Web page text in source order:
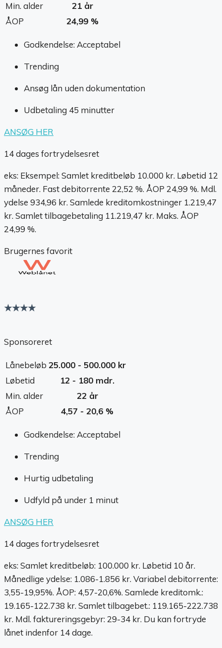
Min. alder
21 år
ÅOP
24,99 %
Godkendelse: Acceptabel
Trending
Ansøg lån uden dokumentation
Udbetaling 45 minutter
ANSØG HER
14 dages fortrydelsesret
eks: Eksempel: Samlet kreditbeløb 10.000 kr. Løbetid 12
måneder. Fast debitorrente 22,52 %. ÅOP 24,99 %. Mdl.
ydelse 934,96 kr. Samlede kreditomkostninger 1.219,47
kr. Samlet tilbagebetaling 11.219,47 kr. Maks. ÅOP
24,99 %.
Brugernes favorit
★★★★
Sponsoreret
Lånebeløb 25.000 - 500.000 kr
Løbetid
12 - 180 mdr.
Min. alder
22 år
ÅOP
4,57 - 20,6 %
Godkendelse: Acceptabel
Trending
Hurtig udbetaling
Udfyld på under 1 minut
ANSØG HER
14 dages fortrydelsesret
eks: Samlet kreditbeløb: 100.000 kr. Løbetid 10 år.
Månedlige ydelse: 1.086-1.856 kr. Variabel debitorrente:
3,55-19,95%. ÅOP: 4,57-20,6%. Samlede kreditomk.:
19.165-122.738 kr. Samlet tilbagebet.: 119.165-222.738
kr. Mdl. faktureringsgebyr: 29-34 kr. Du kan fortryde
lånet indenfor 14 dage.